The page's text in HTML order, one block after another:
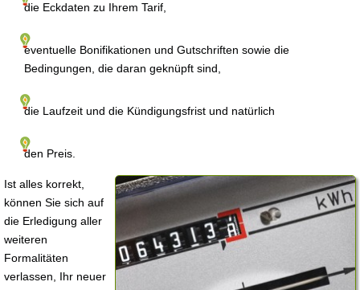
die Eckdaten zu Ihrem Tarif,
eventuelle Bonifikationen und Gutschriften sowie die
Bedingungen, die daran geknüpft sind,
die Laufzeit und die Kündigungsfrist und natürlich
den Preis.
Ist alles korrekt,
können Sie sich auf
die Erledigung aller
weiteren
Formalitäten
verlassen, Ihr neuer